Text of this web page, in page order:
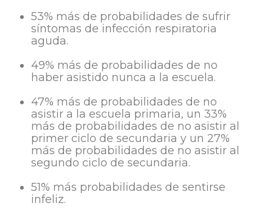
53% más de probabilidades de sufrir
síntomas de infección respiratoria
aguda.
49% más de probabilidades de no
haber asistido nunca a la escuela.
47% más de probabilidades de no
asistir a la escuela primaria, un 33%
más de probabilidades de no asistir al
primer ciclo de secundaria y un 27%
más de probabilidades de no asistir al
segundo ciclo de secundaria.
51% más probabilidades de sentirse
infeliz.